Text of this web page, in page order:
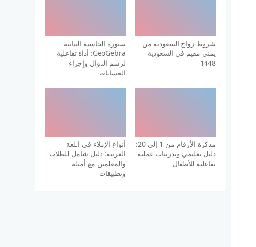
شروط زواج السعودية من
يمني مقيم في السعودية
1448
سبورة الحاسبة البيانية
GeoGebra: أداة تفاعلية
لرسم الدوال وإجراء
الحسابات
مذكرة الأرقام من 1 إلى 20:
دليل تعليمي وتدريبات عملية
تفاعلية للأطفال
أنواع الإملاء في اللغة
العربية: دليل شامل للطلاب
والمعلمين مع أمثلة
وتطبيقات